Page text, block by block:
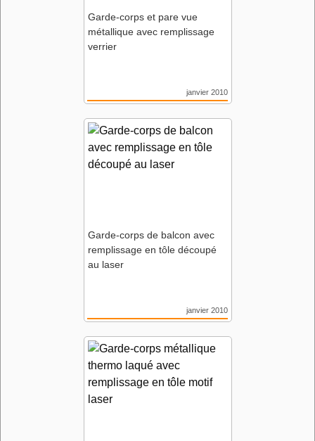
Garde-corps et pare vue
métallique avec remplissage
verrier
janvier 2010
Fonderies
Nantes (44)
Agence Atelier de l’Ile de
Nantes
Garde-corps de balcon avec
remplissage en tôle découpé
au laser
janvier 2010
Fonderies
Nantes (44)
Agence Atelier de l’Ile de
Nantes